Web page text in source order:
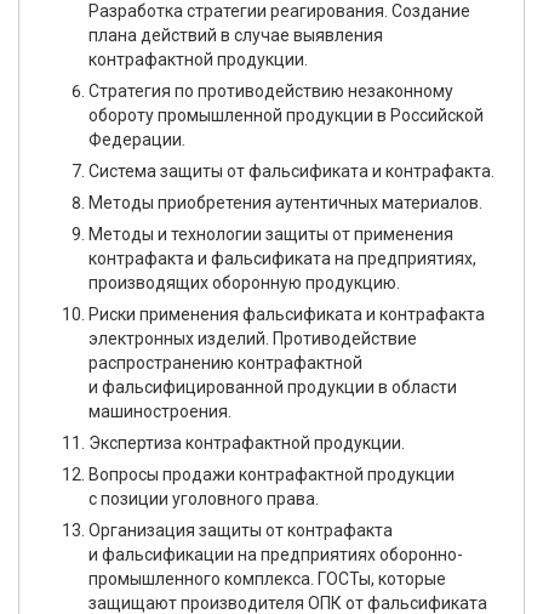
Разработка стратегии реагирования. Создание
плана действий в случае выявления
контрафактной продукции.
Стратегия по противодействию незаконному
обороту промышленной продукции в Российской
Федерации.
Система защиты от фальсификата и контрафакта.
Методы приобретения аутентичных материалов.
Методы и технологии защиты от применения
контрафакта и фальсификата на предприятиях,
производящих оборонную продукцию.
Риски применения фальсификата и контрафакта
электронных изделий. Противодействие
распространению контрафактной
и фальсифицированной продукции в области
машиностроения.
Экспертиза контрафактной продукции.
Вопросы продажи контрафактной продукции
с позиции уголовного права.
Организация защиты от контрафакта
и фальсификации на предприятиях оборонно-
промышленного комплекса. ГОСТы, которые
защищают производителя ОПК от фальсификата